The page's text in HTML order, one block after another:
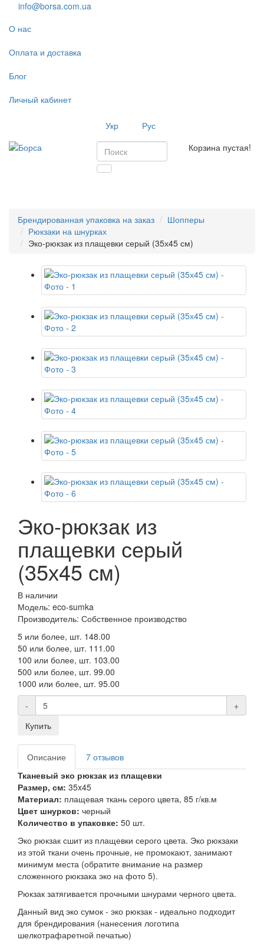
info@borsa.com.ua
О нас
Оплата и доставка
Блог
Личный кабинет
Укр
Рус
Корзина пустая!
Брендированная упаковка на заказ
Шопперы
Рюкзаки на шнурках
Эко-рюкзак из плащевки серый (35х45 см)
Эко-рюкзак из
плащевки серый
(35х45 см)
В наличии
Модель: eco-sumka
Производитель: Собственное производство
5 или более, шт. 148.00
50 или более, шт. 111.00
100 или более, шт. 103.00
500 или более, шт. 99.00
1000 или более, шт. 95.00
-
+
Купить
Описание
7 отзывов
Тканевый эко рюкзак из плащевки
Размер, см: 35x45
Материал: плащевая ткань серого цвета, 85 г/кв.м
Цвет шнурков: черный
Количество в упаковке: 50 шт.
Эко рюкзак сшит из плащевки серого цвета. Эко рюкзаки
из этой ткани очень прочные, не промокают, занимают
минимум места (обратите внимание на размер
сложенного рюкзака эко на фото 5).
Рюкзак затягивается прочными шнурами черного цвета.
Данный вид эко сумок - эко рюкзак - идеально подходит
для брендирования (нанесения логотипа
шелкотрафаретной печатью)